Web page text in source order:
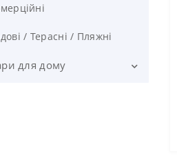
/ Терасні / Пляжні
/ Терасні / Пляжні
для дому